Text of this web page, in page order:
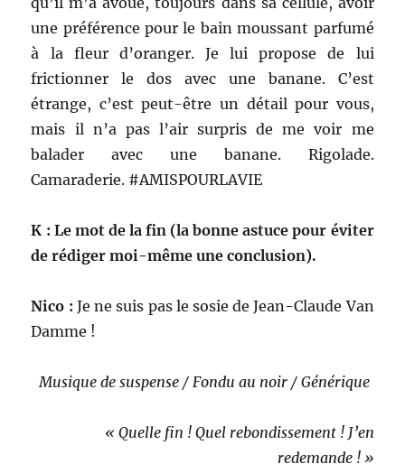
une préférence pour le bain moussant parfumé
à la fleur d’oranger. Je lui propose de lui
frictionner le dos avec une banane. C’est
étrange, c’est peut-être un détail pour vous,
mais il n’a pas l’air surpris de me voir me
balader avec une banane. Rigolade.
Camaraderie. #AMISPOURLAVIE
K : Le mot de la fin (la bonne astuce pour éviter
de rédiger moi-même une conclusion).
Nico : Je ne suis pas le sosie de Jean-Claude Van
Damme !
Musique de suspense / Fondu au noir / Générique
« Quelle fin ! Quel rebondissement ! J’en
redemande ! »